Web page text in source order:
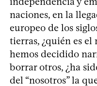
naciones, en la
europeo de los
tierras, ¿quién es
hemos decidido
borrar otros, ¿ha
del “nosotros” la